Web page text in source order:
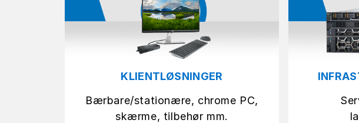
KLIENTLØSNINGER
Bærbare/stationære, chrome PC,
skærme, tilbehør mm.